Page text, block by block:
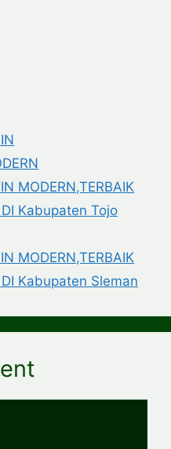
MODERN,TERBAIK
Kabupaten Tojo
MODERN,TERBAIK
Kabupaten Sleman